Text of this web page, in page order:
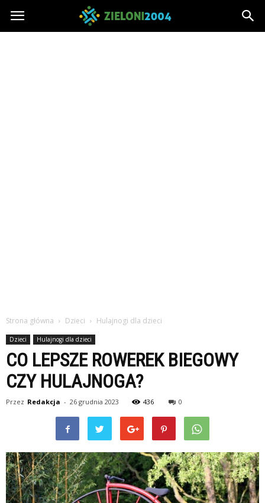
Zieloni2004.pl
Strona główna Dzieci Hulajnogi dla dzieci
Dzieci Hulajnogi dla dzieci
CO LEPSZE ROWEREK BIEGOWY
CZY HULAJNOGA?
Przez Redakcja - 26 grudnia 2023 436 0